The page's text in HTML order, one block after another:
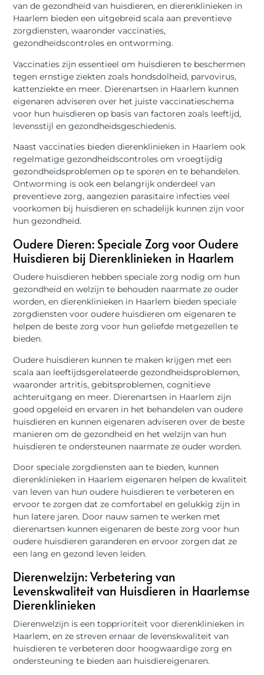
van de gezondheid van huisdieren, en dierenklinieken in
Haarlem bieden een uitgebreid scala aan preventieve
zorgdiensten, waaronder vaccinaties,
gezondheidscontroles en ontworming.
Vaccinaties zijn essentieel om huisdieren te beschermen
tegen ernstige ziekten zoals hondsdolheid, parvovirus,
kattenziekte en meer. Dierenartsen in Haarlem kunnen
eigenaren adviseren over het juiste vaccinatieschema
voor hun huisdieren op basis van factoren zoals leeftijd,
levensstijl en gezondheidsgeschiedenis.
Naast vaccinaties bieden dierenklinieken in Haarlem ook
regelmatige gezondheidscontroles om vroegtijdig
gezondheidsproblemen op te sporen en te behandelen.
Ontworming is ook een belangrijk onderdeel van
preventieve zorg, aangezien parasitaire infecties veel
voorkomen bij huisdieren en schadelijk kunnen zijn voor
hun gezondheid.
Oudere Dieren: Speciale Zorg voor Oudere
Huisdieren bij Dierenklinieken in Haarlem
Oudere huisdieren hebben speciale zorg nodig om hun
gezondheid en welzijn te behouden naarmate ze ouder
worden, en dierenklinieken in Haarlem bieden speciale
zorgdiensten voor oudere huisdieren om eigenaren te
helpen de beste zorg voor hun geliefde metgezellen te
bieden.
Oudere huisdieren kunnen te maken krijgen met een
scala aan leeftijdsgerelateerde gezondheidsproblemen,
waaronder artritis, gebitsproblemen, cognitieve
achteruitgang en meer. Dierenartsen in Haarlem zijn
goed opgeleid en ervaren in het behandelen van oudere
huisdieren en kunnen eigenaren adviseren over de beste
manieren om de gezondheid en het welzijn van hun
huisdieren te ondersteunen naarmate ze ouder worden.
Door speciale zorgdiensten aan te bieden, kunnen
dierenklinieken in Haarlem eigenaren helpen de kwaliteit
van leven van hun oudere huisdieren te verbeteren en
ervoor te zorgen dat ze comfortabel en gelukkig zijn in
hun latere jaren. Door nauw samen te werken met
dierenartsen kunnen eigenaren de beste zorg voor hun
oudere huisdieren garanderen en ervoor zorgen dat ze
een lang en gezond leven leiden.
Dierenwelzijn: Verbetering van
Levenskwaliteit van Huisdieren in Haarlemse
Dierenklinieken
Dierenwelzijn is een topprioriteit voor dierenklinieken in
Haarlem, en ze streven ernaar de levenskwaliteit van
huisdieren te verbeteren door hoogwaardige zorg en
ondersteuning te bieden aan huisdiereigenaren.